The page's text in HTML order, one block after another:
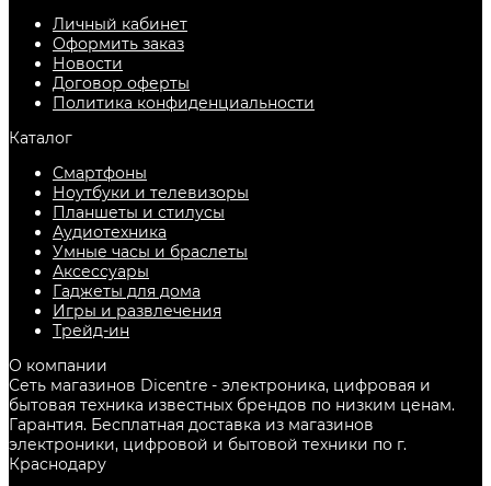
Личный кабинет
Оформить заказ
Новости
Договор оферты
Политика конфиденциальности
Каталог
Смартфоны
Ноутбуки и телевизоры
Планшеты и стилусы
Аудиотехника
Умные часы и браслеты
Аксессуары
Гаджеты для дома
Игры и развлечения
Трейд-ин
О компании
Сеть магазинов Dicentre - электроника, цифровая и
бытовая техника известных брендов по низким ценам.
Гарантия. Бесплатная доставка из магазинов
электроники, цифровой и бытовой техники по г.
Краснодару